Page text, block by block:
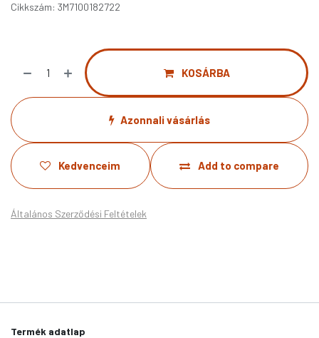
Cikkszám: 3M7100182722
KOSÁRBA
Azonnali vásárlás
Add to compare
Kedvenceim
Általános Szerződési Feltételek
Termék adatlap